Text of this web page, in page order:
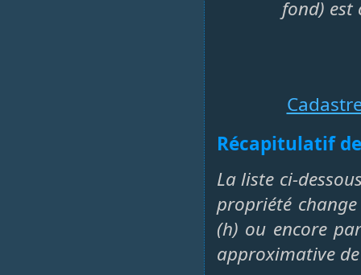
fond) est
Récapitulatif
La liste ci-
propriété
(h) ou encore
approximative